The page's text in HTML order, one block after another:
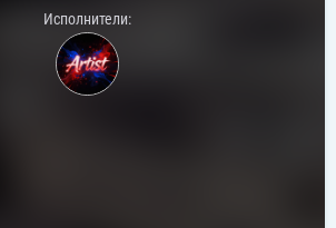
Исполнители: